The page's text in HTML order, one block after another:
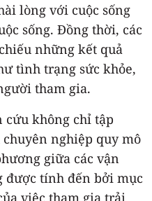
lòng với cuộc sống
sống. Đồng thời, các
những kết quả
tình trạng sức khỏe,
tham gia.
cứu không chỉ tập
nghiệp quy mô
giữa các vận
được tính đến bởi mục
việc tham gia trải